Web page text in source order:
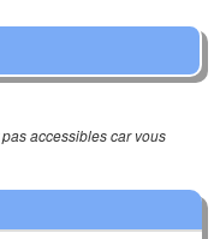
accessibles car vous